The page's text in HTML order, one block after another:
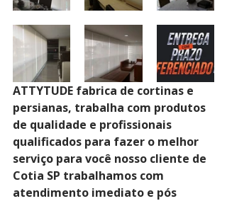
ATTYTUDE fabrica de cortinas e
persianas, trabalha com produtos
de qualidade e profissionais
qualificados para fazer o melhor
serviço para você nosso cliente de
Cotia SP trabalhamos com
atendimento imediato e pós